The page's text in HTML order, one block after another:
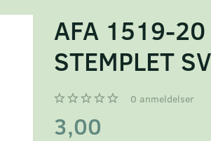
AFA 1519-
STEMPLET
0 anmeldelser
3,00